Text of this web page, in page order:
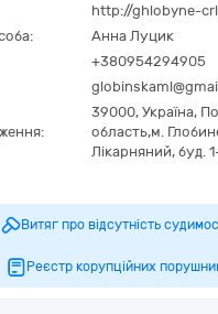
http://ghlobyne-
Анна Луцик
+380954294905
39000, Україна,
область,м.
Лікарняний, буд.
Витяг про відсутність
Реєстр корупційних